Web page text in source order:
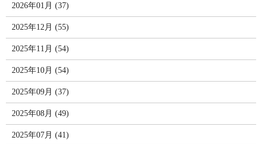
2026年01月 (37)
2025年12月 (55)
2025年11月 (54)
2025年10月 (54)
2025年09月 (37)
2025年08月 (49)
2025年07月 (41)